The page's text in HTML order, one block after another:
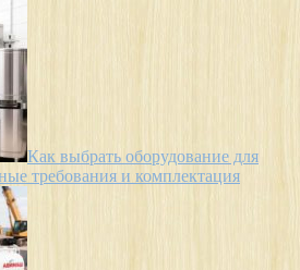
Как выбрать оборудование для
требования и комплектация